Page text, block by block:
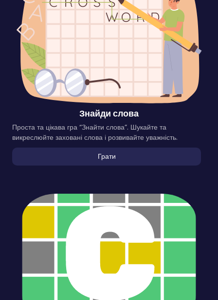
Знайди слова
Проста та цікава гра “Знайти слова”. Шукайте та
викреслюйте заховані слова і розвивайте уважність.
Грати